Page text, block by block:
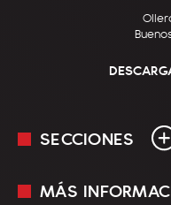
SECCIONES
En Vivo
MÁS